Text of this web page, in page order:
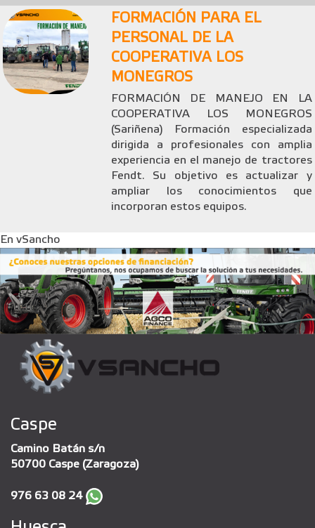
FORMACIÓN PARA EL
PERSONAL DE LA
COOPERATIVA LOS
MONEGROS
FORMACIÓN DE MANEJO EN LA
COOPERATIVA LOS MONEGROS
(Sariñena) Formación especializada
dirigida a profesionales con amplia
experiencia en el manejo de tractores
Fendt. Su objetivo es actualizar y
ampliar los conocimientos que
incorporan estos equipos.
En vSancho
Caspe
Camino Batán s/n
50700 Caspe (Zaragoza)
976 63 08 24